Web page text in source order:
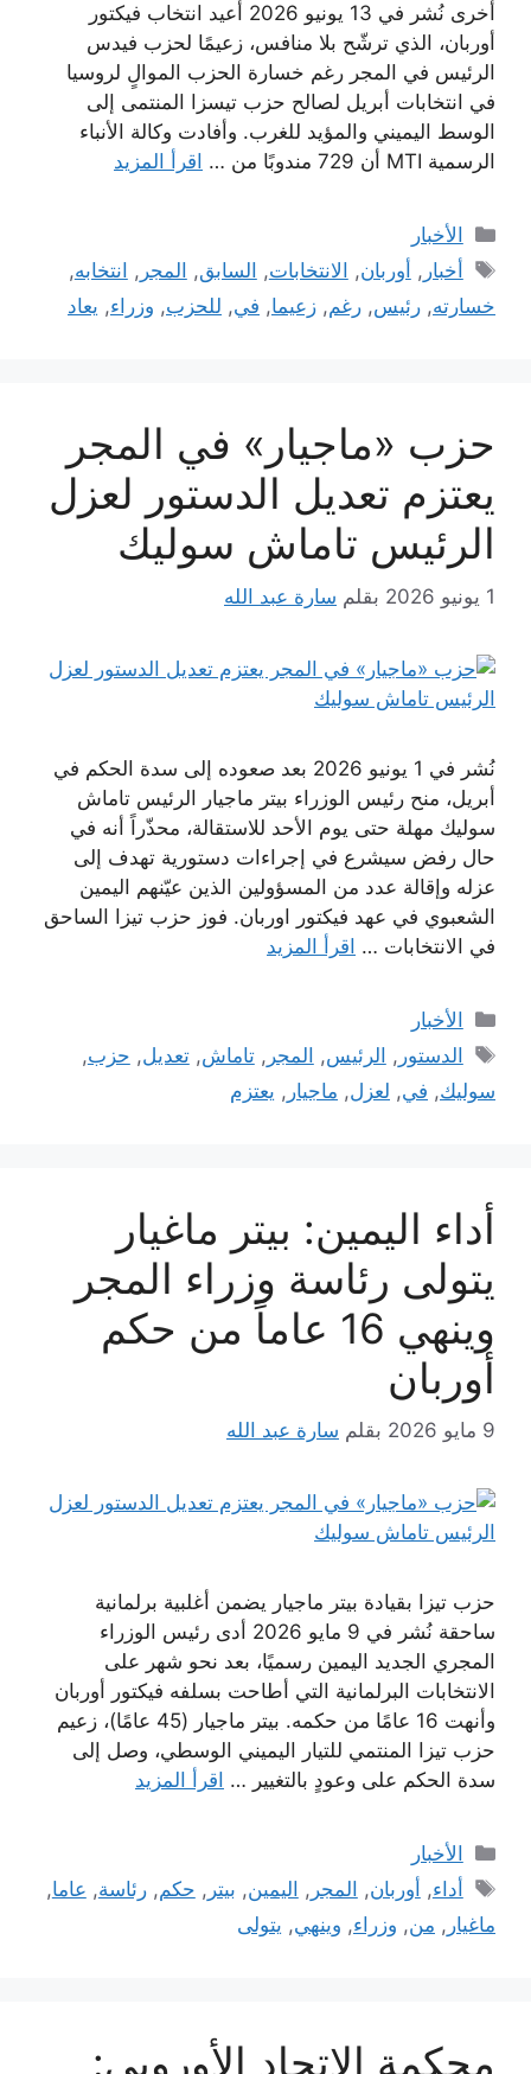
أخرى نُشر في 13 يونيو 2026 أُعيد انتخاب فيكتور
أوربان، الذي ترشّح بلا منافس، زعيمًا لحزب فيدس
الرئيس في المجر رغم خسارة الحزب الموالٍ لروسيا
في انتخابات أبريل لصالح حزب تيسزا المنتمى إلى
الوسط اليميني والمؤيد للغرب. وأفادت وكالة الأنباء
الرسمية MTI أن 729 مندوبًا من …
اقرأ المزيد
التصنيفات
الأخبار
الوسوم
أخبار , أوربان, الانتخابات, السابق, المجر , انتخابه,
خسارته, رئيس, رغم, زعيما, في, للحزب, وزراء, يعاد
حزب «ماجيار» في المجر
يعتزم تعديل الدستور لعزل
الرئيس تاماش سوليك
1 يونيو 2026 بقلم سارة عبد الله
نُشر في 1 يونيو 2026 بعد صعوده إلى سدة الحكم في
أبريل، منح رئيس الوزراء بيتر ماجيار الرئيس تاماش
سوليك مهلة حتى يوم الأحد للاستقالة، محذّراً أنه في
حال رفض سيشرع في إجراءات دستورية تهدف إلى
عزله وإقالة عدد من المسؤولين الذين عيّنهم اليمين
الشعبوي في عهد فيكتور اوربان. فوز حزب تيزا الساحق
في الانتخابات … اقرأ المزيد
التصنيفات
الأخبار
الوسوم
الدستور , الرئيس, المجر ,تاماش,تعديل, حزب,
سوليك, في, لعزل, ماجيار , يعتزم
أداء اليمين: بيتر ماغيار
يتولى رئاسة وزراء المجر
وينهي 16 عاماً من حكم
أوربان
9 مايو 2026 بقلم سارة عبد الله
حزب تيزا بقيادة بيتر ماجيار يضمن أغلبية برلمانية
ساحقة نُشر في 9 مايو 2026 أدى رئيس الوزراء
المجري الجديد اليمين رسميًا، بعد نحو شهر على
الانتخابات البرلمانية التي أطاحت بسلفه فيكتور أوربان
وأنهت 16 عامًا من حكمه. بيتر ماجيار (45 عامًا)، زعيم
حزب تيزا المنتمي للتيار اليميني الوسطي، وصل إلى
سدة الحكم على وعودٍ بالتغيير … اقرأ المزيد
التصنيفات
الأخبار
الوسوم
أداء, أوربان, المجر , اليمين, بيتر , حكم,رئاسة, عاما,
ماغيار , من, وزراء, وينهي, يتولى
محكمة الاتحاد الأوروبي: